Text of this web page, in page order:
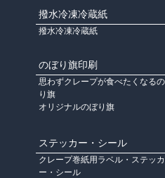
撥水冷凍冷蔵紙
撥水冷凍冷蔵紙
のぼり旗印刷
思わずクレープが食べたくなる
り旗
オリジナルのぼり旗
ステッカー・シール
クレープ巻紙用ラベル・ステッカ
ー・シール